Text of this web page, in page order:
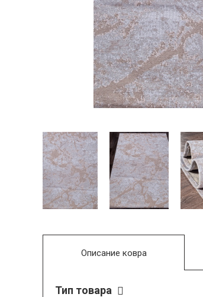
Описание ковра
Тип товара